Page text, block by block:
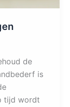
de
is
tijd wordt